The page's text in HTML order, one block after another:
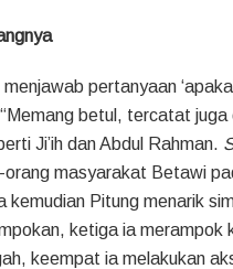
pertanyaan
betul, tercatat
Ji’ih dan Abdul Rahman.
masyarakat Betawi
Pitung menarik
ketiga ia merampok
keempat ia melakukan